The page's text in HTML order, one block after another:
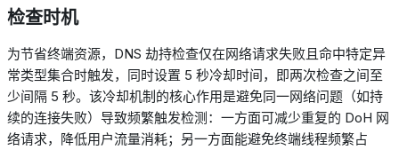
检查时机
为节省终端资源， DNS 劫持检查仅在网络请求失败且命中特定异
常类型集合时触发，同时设置 5 秒冷却时间，即两次检查之间至
少间隔 5 秒。该冷却机制的核心作用是避免同一网络问题（如持
续的连接失败）导致频繁触发检测：一方面可减少重复的 DoH 网
络请求，降低用户流量消耗；另一方面能避免终端线程频繁占